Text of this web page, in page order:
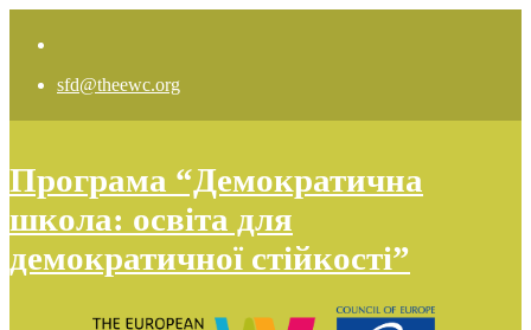
sfd@theewc.org
Програма “Демократична
школа: освіта для
демократичної стійкості”